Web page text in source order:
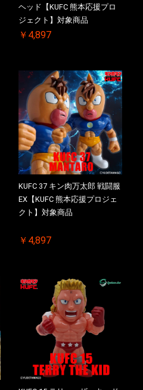
ヘッド【KUFC 熊本応援プロ
ジェクト】対象商品
￥4,897
KUFC 37 キン肉万太郎 戦闘服
EX【KUFC 熊本応援プロジェ
クト】対象商品
￥4,897